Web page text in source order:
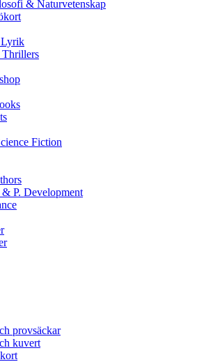
& Naturvetenskap
Lyrik
Thrillers
Fiction
P. Development
provsäckar
kuvert